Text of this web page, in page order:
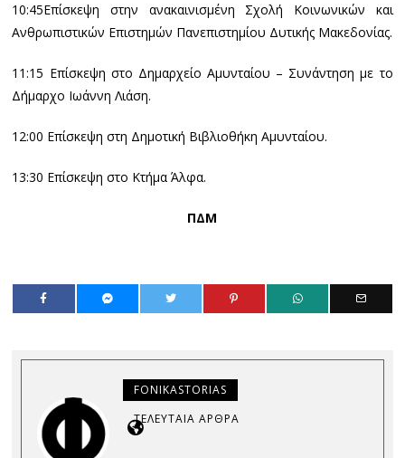
10:45Επίσκεψη στην ανακαινισμένη Σχολή Κοινωνικών και
Ανθρωπιστικών Επιστημών Πανεπιστημίου Δυτικής Μακεδονίας.
11:15 Επίσκεψη στο Δημαρχείο Αμυνταίου – Συνάντηση με το
Δήμαρχο Ιωάννη Λιάση.
12:00 Επίσκεψη στη Δημοτική Βιβλιοθήκη Αμυνταίου.
13:30 Επίσκεψη στο Κτήμα Άλφα.
ΠΔΜ
FONIKASTORIAS
ΤΕΛΕΥΤΑΊΑ ΆΡΘΡΑ